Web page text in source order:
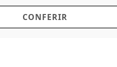
CONFERIR